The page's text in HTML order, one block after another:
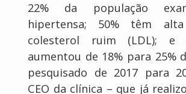
22% da população
hipertensa; 50% têm
colesterol ruim (LDL); e
aumentou de 18% para 25%
pesquisado de 2017 para
CEO da clínica – que já